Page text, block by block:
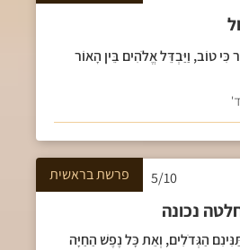
טוֹב, וַיַּבְדֵּל אֱלֹהִים בֵּין הָאוֹר
5/10 פרשתבראשית
נכונה
הַגְּדֹלִים, וְאֵת כָּל נֶפֶשׁ הַחַיָּה